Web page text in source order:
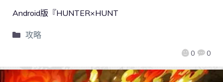
0 0
Android版『HUNTER×HUNT
攻略